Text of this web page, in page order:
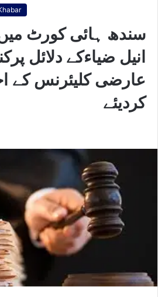
سندھ ہائی کورٹ
انیل ضیاءکے دلائل
عارضی کلیئرنس کے
کردیئے